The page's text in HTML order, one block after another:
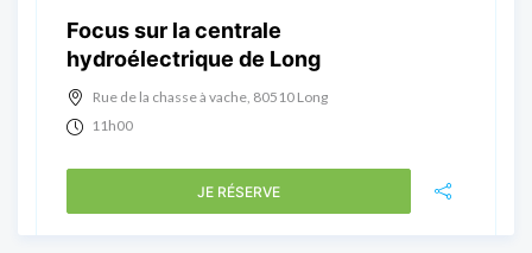
Focus sur la centrale
hydroélectrique de Long
Rue de la chasse à vache, 80510 Long
11h00
JE RÉSERVE